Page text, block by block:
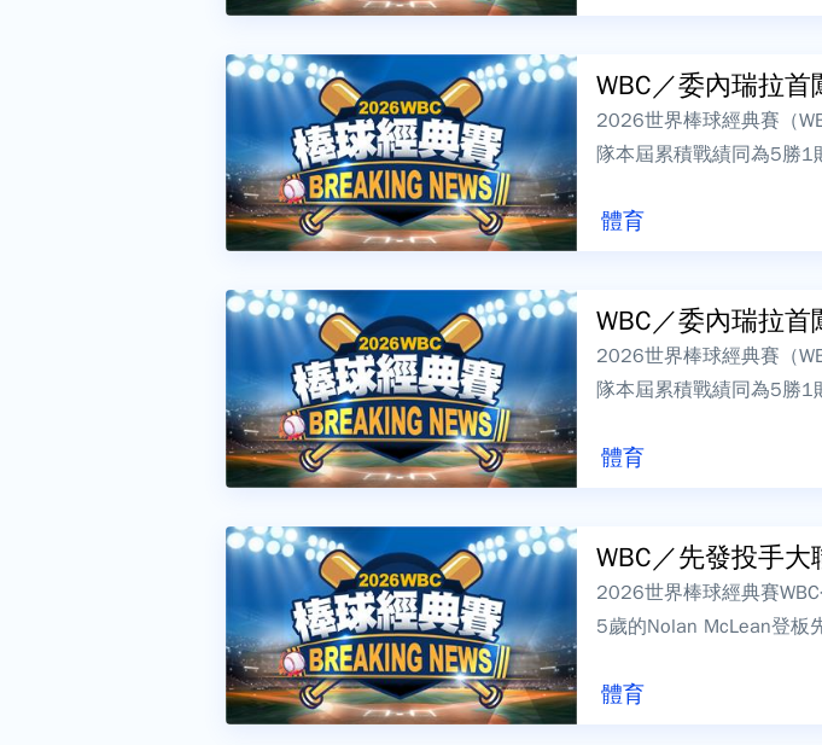
體育
WBC／委內瑞拉
2026世界棒球經典賽（
隊本屆累積戰績同為5勝1
體育
WBC／委內瑞拉
2026世界棒球經典賽（
隊本屆累積戰績同為5勝1
體育
WBC／先發投手
2026世界棒球經典賽
5歲的Nolan McLean登板